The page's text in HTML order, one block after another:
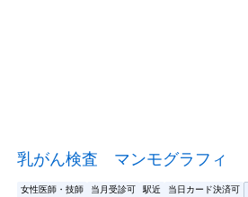
乳がん検査 マンモグラフィ
女性医師・技師 当月受診可 駅近 当日カード決済可